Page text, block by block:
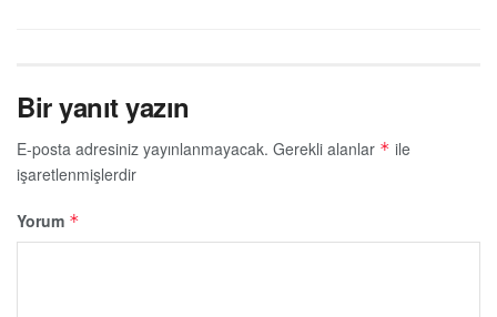
Bir yanıt yazın
E-posta adresiniz yayınlanmayacak. Gerekli alanlar * ile
işaretlenmişlerdir
Yorum *